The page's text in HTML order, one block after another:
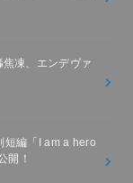
焦凍、エンデヴァ
短編「I am a hero
開！